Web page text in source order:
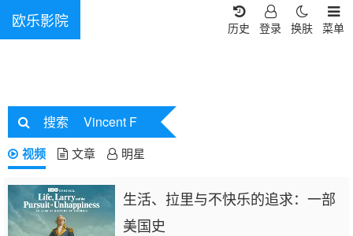
欧乐影院 菜单
换肤
登录
历史
搜索 Vincent F
视频 文章 明星
生活、拉里与不快乐的追求：一部
美国史